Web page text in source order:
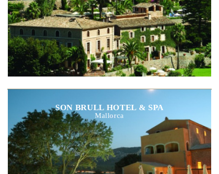
SON BRULL HOTEL & SPA
Mallorca